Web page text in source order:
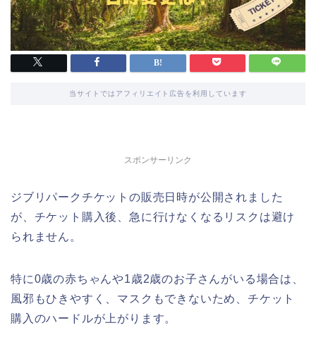
当サイトではアフィリエイト広告を利用しています
スポンサーリンク
ジブリパークチケットの販売日時が公開されました
が、チケット購入後、急に行けなくなるリスクは避け
られません。
特に0歳の赤ちゃんや1歳2歳のお子さんがいる場合は、
風邪もひきやすく、マスクもできないため、チケット
購入のハードルが上がります。